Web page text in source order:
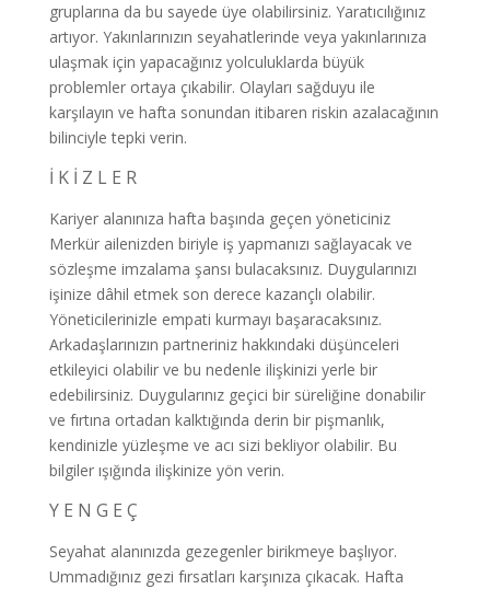
gruplarına da bu sayede üye olabilirsiniz. Yaratıcılığınız
artıyor. Yakınlarınızın seyahatlerinde veya yakınlarınıza
ulaşmak için yapacağınız yolculuklarda büyük
problemler ortaya çıkabilir. Olayları sağduyu ile
karşılayın ve hafta sonundan itibaren riskin azalacağının
bilinciyle tepki verin.
İ K İ Z L E R
Kariyer alanınıza hafta başında geçen yöneticiniz
Merkür ailenizden biriyle iş yapmanızı sağlayacak ve
sözleşme imzalama şansı bulacaksınız. Duygularınızı
işinize dâhil etmek son derece kazançlı olabilir.
Yöneticilerinizle empati kurmayı başaracaksınız.
Arkadaşlarınızın partneriniz hakkındaki düşünceleri
etkileyici olabilir ve bu nedenle ilişkinizi yerle bir
edebilirsiniz. Duygularınız geçici bir süreliğine donabilir
ve fırtına ortadan kalktığında derin bir pişmanlık,
kendinizle yüzleşme ve acı sizi bekliyor olabilir. Bu
bilgiler ışığında ilişkinize yön verin.
Y E N G E Ç
Seyahat alanınızda gezegenler birikmeye başlıyor.
Ummadığınız gezi fırsatları karşınıza çıkacak. Hafta